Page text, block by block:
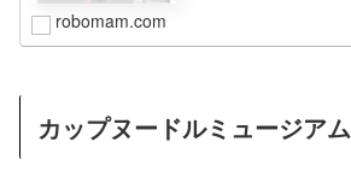
robomam.com
カップヌードルミュージアム